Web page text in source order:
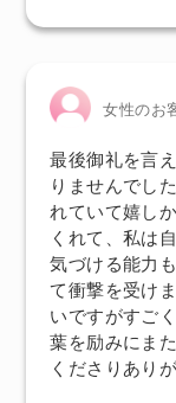
女性のお
最後御礼を言
りませんでし
れていて嬉し
くれて、私は
気づける能力
て衝撃を受け
いですがすご
葉を励みにま
くださりあり